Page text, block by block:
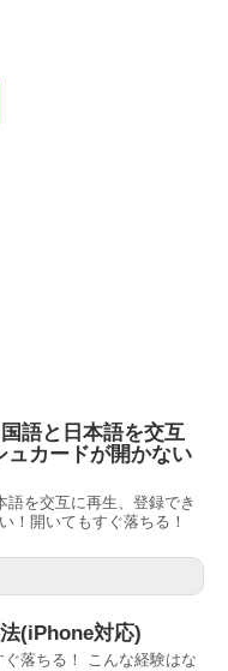
語と日本語を交互
ュカードが開かない
を交互に再生、登録でき
！開いてもすぐ落ちる！
(iPhone対応)
落ちる！ こんな経験はな